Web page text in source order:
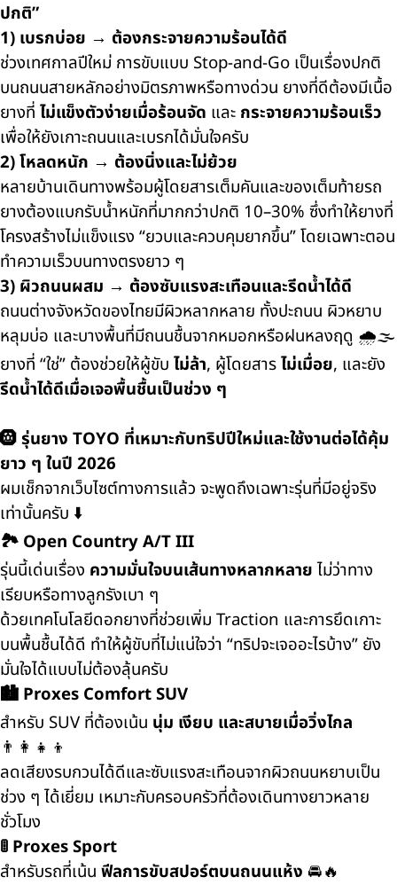
ปกติ”
1) เบรกบ่อย → ต้องกระจายความร้อนได้ดี
ช่วงเทศกาลปีใหม่ การขับแบบ Stop-and-Go เป็นเรื่องปกติ
บนถนนสายหลักอย่างมิตรภาพหรือทางด่วน ยางที่ดีต้องมีเนื้อ
ยางที่ ไม่แข็งตัวง่ายเมื่อร้อนจัด และ กระจายความร้อนเร็ว
เพื่อให้ยังเกาะถนนและเบรกได้มั่นใจครับ
2) โหลดหนัก → ต้องนิ่งและไม่ย้วย
หลายบ้านเดินทางพร้อมผู้โดยสารเต็มคันและของเต็มท้ายรถ
ยางต้องแบกรับน้ำหนักที่มากกว่าปกติ 10–30% ซึ่งทำให้ยางที่
โครงสร้างไม่แข็งแรง “ยวบและควบคุมยากขึ้น” โดยเฉพาะตอน
ทำความเร็วบนทางตรงยาว ๆ
3) ผิวถนนผสม → ต้องซับแรงสะเทือนและรีดน้ำได้ดี
ถนนต่างจังหวัดของไทยมีผิวหลากหลาย ทั้งปะถนน ผิวหยาบ
หลุมบ่อ และบางพื้นที่มีถนนชื้นจากหมอกหรือฝนหลงฤดู 🌧️🌫️
ยางที่ “ใช่” ต้องช่วยให้ผู้ขับ ไม่ล้า, ผู้โดยสารไม่เมื่อย, และยัง
รีดน้ำได้ดีเมื่อเจอพื้นชื้นเป็นช่วง ๆ
🛞 รุ่นยาง TOYO ที่เหมาะกับทริปปีใหม่และใช้งานต่อได้คุ้ม
ยาว ๆ ในปี 2026
ผมเช็กจากเว็บไซต์ทางการแล้ว จะพูดถึงเฉพาะรุ่นที่มีอยู่จริง
เท่านั้นครับ ⬇️
🏞️ Open Country A/T III
รุ่นนี้เด่นเรื่อง ความมั่นใจบนเส้นทางหลากหลาย ไม่ว่าทาง
เรียบหรือทางลูกรังเบา ๆ
ด้วยเทคโนโลยีดอกยางที่ช่วยเพิ่ม Traction และการยึดเกาะ
บนพื้นชื้นได้ดี ทำให้ผู้ขับที่ไม่แน่ใจว่า “ทริปจะเจออะไรบ้าง” ยัง
มั่นใจได้แบบไม่ต้องลุ้นครับ
🏙️ Proxes Comfort SUV
สำหรับ SUV ที่ต้องเน้น นุ่ม เงียบ และสบายเมื่อวิ่งไกล
👨‍👩‍👧‍👦
ลดเสียงรบกวนได้ดีและซับแรงสะเทือนจากผิวถนนหยาบเป็น
ช่วง ๆ ได้เยี่ยม เหมาะกับครอบครัวที่ต้องเดินทางยาวหลาย
ชั่วโมง
🚦 Proxes Sport
สำหรับรถที่เน้น ฟีลการขับสปอร์ตบนถนนแห้ง 🚘🔥